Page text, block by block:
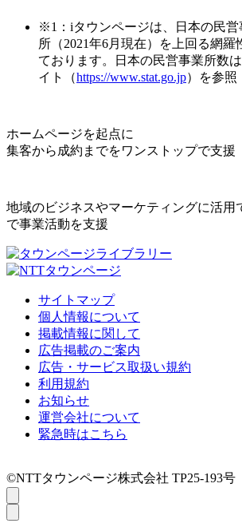
※1：iタウンページは、日本の民営
所（2021年6月現在）を上回る網羅
ております。日本の民営事業所数
イト（https://www.stat.go.jp）を参照
ホームページを起点に
集客から成約までをワンストップで支援
地域のビジネスやマーケティングに活用
で事業活動を支援
サイトマップ
個人情報について
掲載情報に関して
広告掲載のご案内
広告・サービス取扱い規約
利用規約
お知らせ
運営会社について
緊急時はこちら
©NTTタウンページ株式会社 TP25-193号